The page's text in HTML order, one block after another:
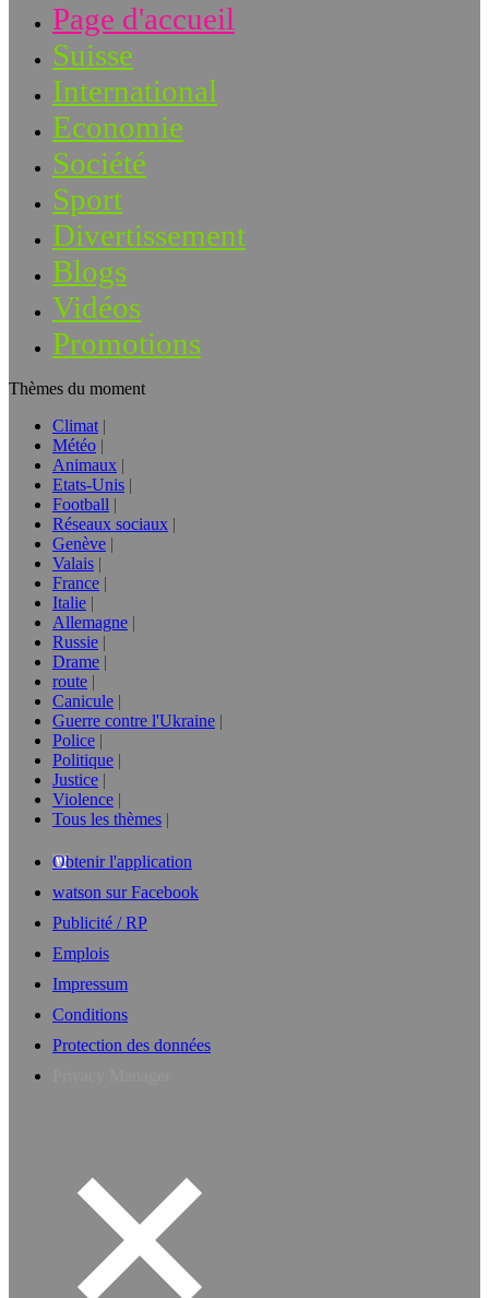
Page d'accueil
Suisse
International
Economie
Société
Sport
Divertissement
Blogs
Vidéos
Promotions
Thèmes du moment
Climat
Météo
Animaux
Etats-Unis
Football
Réseaux sociaux
Genève
Valais
France
Italie
Allemagne
Russie
Drame
route
Canicule
Guerre contre l'Ukraine
Police
Politique
Justice
Violence
Tous les thèmes
Obtenir l'application
watson sur Facebook
Publicité / RP
Emplois
Impressum
Conditions
Protection des données